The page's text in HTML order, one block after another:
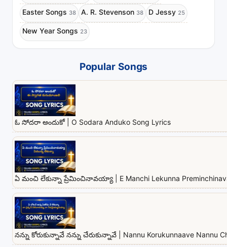
Easter Songs 38 A. R. Stevenson 38 D Jessy 25
New Year Songs 23
Popular Songs
ఓ సోదరా అందుకో | O Sodara Anduko Song Lyrics
ఏ మంచి లేకున్నా ప్రేమించినావయ్యా | E Manchi Lekunna
నన్ను కోరుకున్నావే నన్ను చేరుకున్నావే | Nannu Korukunnaave Nannu